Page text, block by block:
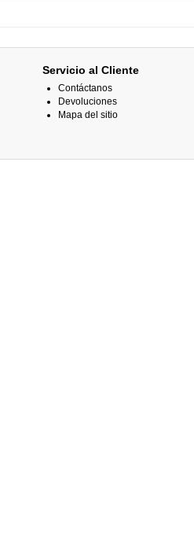
Servicio al Cliente
Contáctanos
Devoluciones
Mapa del sitio